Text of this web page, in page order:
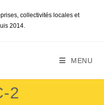
collectivités locales et
2014.
MENU
2